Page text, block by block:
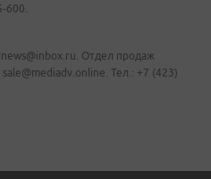
600.
Отдел продаж
Тел.: +7 (423)